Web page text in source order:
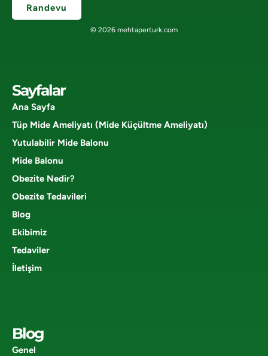
Randevu
© 2026 mehtaperturk.com
Sayfalar
Ana Sayfa
Tüp Mide Ameliyatı (Mide Küçültme Ameliyatı)
Yutulabilir Mide Balonu
Mide Balonu
Obezite Nedir?
Obezite Tedavileri
Blog
Ekibimiz
Tedaviler
İletişim
Blog
Genel